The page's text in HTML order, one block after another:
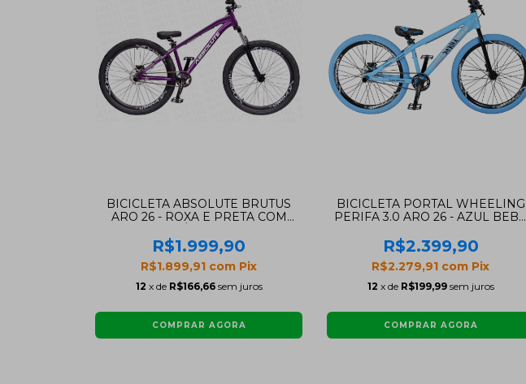
BICICLETA ABSOLUTE BRUTUS
ARO 26 - ROXA E PRETA COM
R$1.999,90
R$1.899,91 com Pix
12 x de R$166,66 sem juros
BICICLETA PORTAL WHEELING
PERIFA 3.0 ARO 26 - AZUL BEBÊ
HIDRAÚLICO SHIMANO
R$2.399,90
R$2.279,91 com Pix
12 x de R$199,99 sem juros